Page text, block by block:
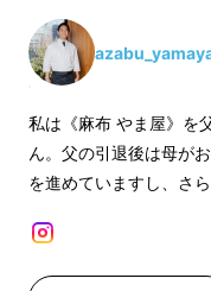
がこのたび麻布
気持ちとして実行者
す。
あなたの応援が、プ
【シャンパンの特徴
特級、1級に匹敵する
なテロワールと優れ
シャンパーニュです
私は《麻布 やま屋》を
ん。父の引退後は母が
を進めていますし、さ